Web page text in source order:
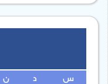
س ن